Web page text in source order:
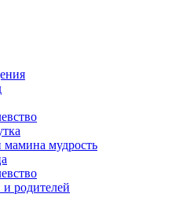
мудрость
родителей